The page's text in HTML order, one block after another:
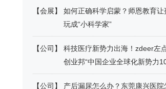
【会展】
如何正确科学启蒙？师恩教育让
玩成“小科学家”
【公司 】
科技医疗新势力出海！zdeer左
创业邦“中国企业全球化新势力
【公司 】
产后漏尿怎么办？东莞康兴医院